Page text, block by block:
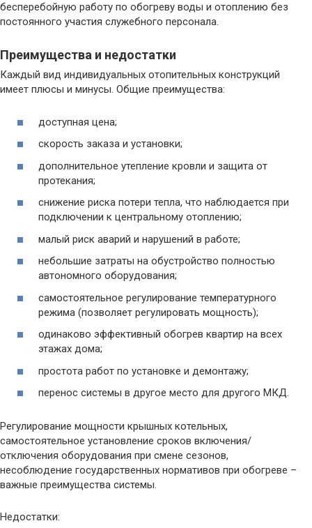
бесперебойную работу по обогреву воды и отоплению без
постоянного участия служебного персонала.
Преимущества и недостатки
Каждый вид индивидуальных отопительных конструкций
имеет плюсы и минусы. Общие преимущества:
доступная цена;
скорость заказа и установки;
дополнительное утепление кровли и защита от
протекания;
снижение риска потери тепла, что наблюдается при
подключении к центральному отоплению;
малый риск аварий и нарушений в работе;
небольшие затраты на обустройство полностью
автономного оборудования;
самостоятельное регулирование температурного
режима (позволяет регулировать мощность);
одинаково эффективный обогрев квартир на всех
этажах дома;
простота работ по установке и демонтажу;
перенос системы в другое место для другого МКД.
Регулирование мощности крышных котельных,
самостоятельное установление сроков включения/
отключения оборудования при смене сезонов,
несоблюдение государственных нормативов при обогреве –
важные преимущества системы.
Недостатки: